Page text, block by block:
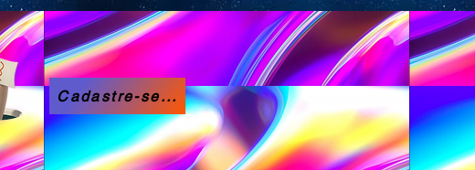
Cadastre-se...